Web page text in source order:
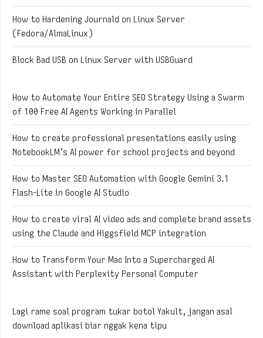
How to Hardening Journald on Linux Server
(Fedora/AlmaLinux)
Block Bad USB on Linux Server with USBGuard
How to Automate Your Entire SEO Strategy Using a Swarm
of 100 Free AI Agents Working in Parallel
How to create professional presentations easily using
NotebookLM’s AI power for school projects and beyond
How to Master SEO Automation with Google Gemini 3.1
Flash-Lite in Google AI Studio
How to create viral AI video ads and complete brand assets
using the Claude and Higgsfield MCP integration
How to Transform Your Mac Into a Supercharged AI
Assistant with Perplexity Personal Computer
Lagi rame soal program tukar botol Yakult, jangan asal
download aplikasi biar nggak kena tipu